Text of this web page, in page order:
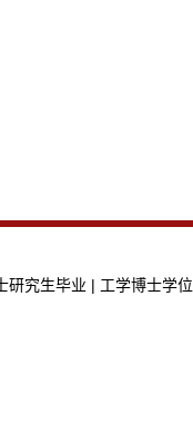
研究生毕业 | 工学博士学位